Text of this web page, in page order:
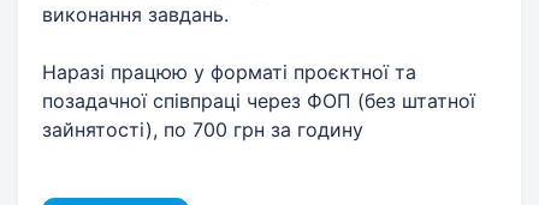
виконання завдань.
Наразі працюю у форматі проєктної та
позадачної співпраці через ФОП (без штатної
зайнятості), по 700 грн за годину